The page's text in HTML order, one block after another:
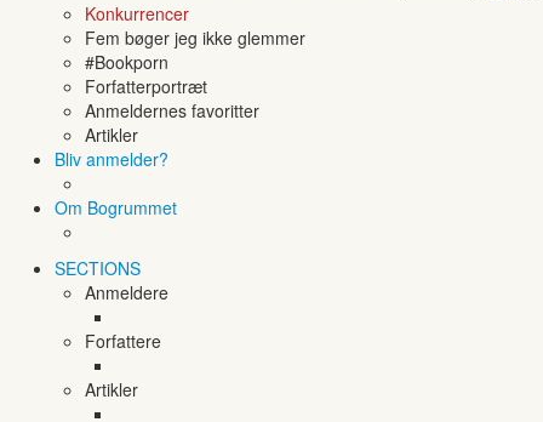
Konkurrencer
Fem bøger jeg ikke glemmer
#Bookporn
Forfatterportræt
Anmeldernes favoritter
Artikler
Bliv anmelder?
Om Bogrummet
SECTIONS
Anmeldere
Forfattere
Artikler